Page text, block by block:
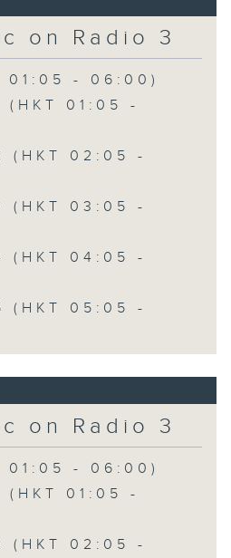
on Radio 3
01:05 - 06:00)
(HKT 01:05 -
(HKT 02:05 -
(HKT 03:05 -
(HKT 04:05 -
(HKT 05:05 -
on Radio 3
01:05 - 06:00)
(HKT 01:05 -
(HKT 02:05 -